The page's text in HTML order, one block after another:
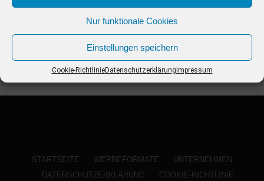
Nur funktionale Cookies
Einstellungen speichern
Cookie-RichtlinieDatenschutzerklärung Impressum
STARTSEITE WERBEFORMATE
UNTERNEHMEN
DATENSCHUTZERKLÄRUNG
COOKIE-RICHTLINIE